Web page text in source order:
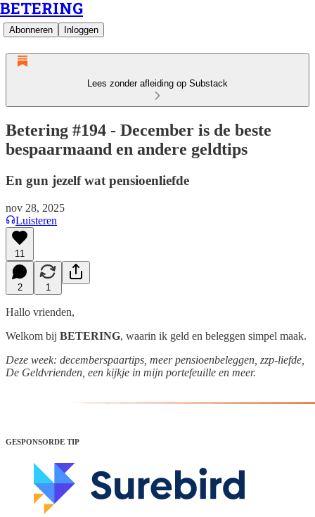
BETERING
Abonneren Inloggen
Lees zonder afleiding op Substack
Betering #194 - December is de beste
bespaarmaand en andere geldtips
En gun jezelf wat pensioenliefde
nov 28, 2025
Luisteren
11
2 1
Hallo vrienden,
Welkom bij BETERING, waarin ik geld en beleggen simpel maak.
Deze week: decemberspaartips, meer pensioenbeleggen, zzp-liefde,
De Geldvrienden, een kijkje in mijn portefeuille en meer.
GESPONSORDE TIP